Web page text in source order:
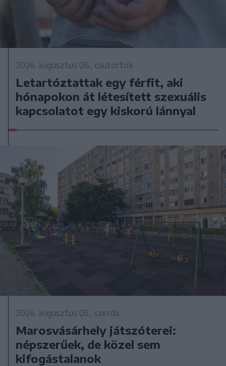
2026. augusztus 06., csütörtök
Letartóztattak egy férfit, aki
hónapokon át létesített szexuális
kapcsolatot egy kiskorú lánnyal
2026. augusztus 05., szerda
Marosvásárhely játszóterei:
népszerűek, de közel sem
kifogástalanok